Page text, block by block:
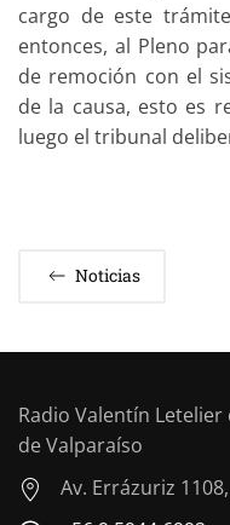
cargo de este
entonces, al Pleno
de remoción con el
de la causa, esto es
luego el tribunal
Noticias
Radio Valentín
de Valparaíso
Av. Errázuriz